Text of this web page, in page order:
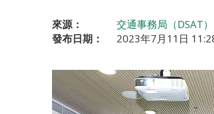
來源：
交通事務局（DSAT）
發布日期：
2023年7月11日